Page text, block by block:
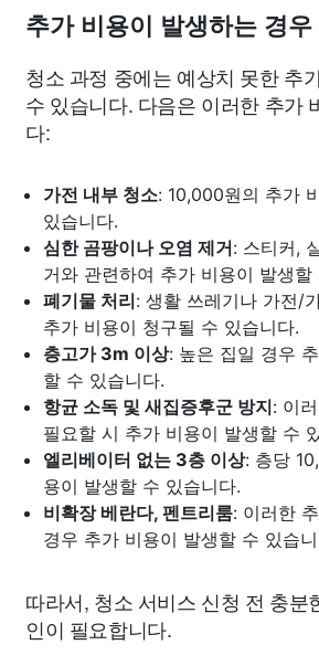
추가 비용이 발생하는 경우
청소 과정 중에는 예상치 못한 추
수 있습니다. 다음은 이러한 추가
다:
가전 내부 청소: 10,000원의 추가
있습니다.
심한 곰팡이나 오염 제거: 스티커,
거와 관련하여 추가 비용이 발생할
폐기물 처리: 생활 쓰레기나 가전/
추가 비용이 청구될 수 있습니다.
층고가 3m 이상: 높은 집일 경우
할 수 있습니다.
항균 소독 및 새집증후군 방지: 이
필요할 시 추가 비용이 발생할 수
엘리베이터 없는 3층 이상: 층당
용이 발생할 수 있습니다.
비확장 베란다, 펜트리룸: 이러한
경우 추가 비용이 발생할 수 있습
따라서, 청소 서비스 신청 전 충분
인이 필요합니다.